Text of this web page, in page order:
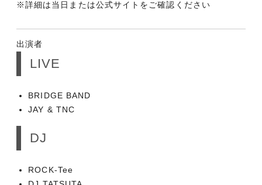
※詳細は当日または公式サイトをご確認ください
出演者
LIVE
BRIDGE BAND
JAY & TNC
DJ
ROCK-Tee